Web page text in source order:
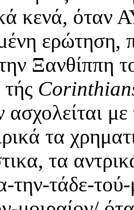
κενά,
ερώτηση,
Ξανθίππη
ασχολείται
τα
τα
την-τάδε-